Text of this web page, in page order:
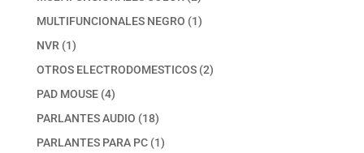
productos
MULTIFUNCIONALES NEGRO 11
NVR 11
producto
OTROS ELECTRODOMESTICOS 22
PAD MOUSE 44
productos
PARLANTES AUDIO 1818
productos
PARLANTES PARA PC 11